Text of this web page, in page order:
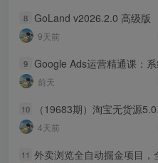
8 GoLand v2026.2.0 高级版
9天前
9 Google Ads运营精通课：系统拆解投放全流程，优化
前天
10 （19683期）淘宝无货源5.0单店月入2万-更新2026：开店防骗到下单发货
4天前
11 外卖浏览全自动掘金项目，全平台覆盖，单窗口一天30+，可批量矩